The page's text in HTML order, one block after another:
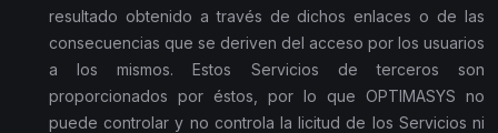
resultado obtenido a través de dichos enlaces o de las
consecuencias que se deriven del acceso por los usuarios
a los mismos. Estos Servicios de terceros son
proporcionados por éstos, por lo que OPTIMASYS no
puede controlar y no controla la licitud de los Servicios ni